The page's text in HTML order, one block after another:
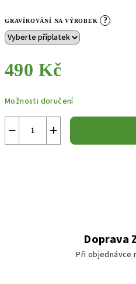
GRAVÍROVÁNÍ NA VÝROBEK ?
490 Kč
cena:
Možnosti doručení
+
−
Doprava
Při objednávce